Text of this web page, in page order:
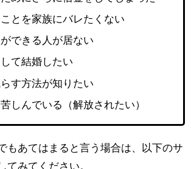
とを家族にバレたくない
できる人が居ない
て結婚したい
す方法が知りたい
しんでいる（解放されたい）
もあてはまると言う場合は、以下のサ
てみてください。